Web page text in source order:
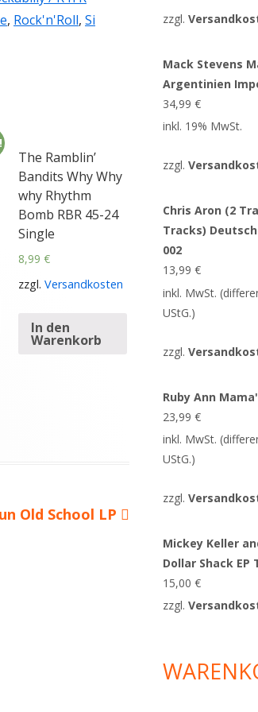
, Rock'n'Roll, Si
The Ramblin’
Bandits Why Why
why Rhythm
Bomb RBR 45-24
Single
8,99 €
zzgl. Versandkosten
In den
Warenkorb
Old School LP
zzgl.
Mack Stevens
Argentinien
34,99€
inkl. 19% MwSt.
zzgl.
Chris Aron (2
Tracks)
002
13,99€
inkl. MwSt.
UStG.)
zzgl.
Ruby Ann
23,99€
inkl. MwSt.
UStG.)
zzgl.
Mickey Keller
Dollar Shack EP
15,00€
zzgl.